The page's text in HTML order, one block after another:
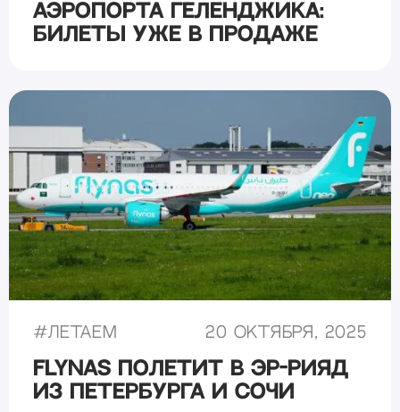
аэропорта Геленджика:
билеты уже в продаже
#Летаем 20 октября, 2025
Flynas полетит в Эр-Рияд
из Петербурга и Сочи